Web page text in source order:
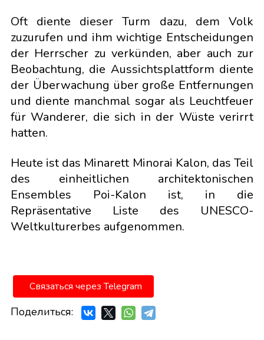
Oft diente dieser Turm dazu, dem Volk
zuzurufen und ihm wichtige Entscheidungen
der Herrscher zu verkünden, aber auch zur
Beobachtung, die Aussichtsplattform diente
der Überwachung über große Entfernungen
und diente manchmal sogar als Leuchtfeuer
für Wanderer, die sich in der Wüste verirrt
hatten.
Heute ist das Minarett Minorai Kalon, das Teil
des einheitlichen architektonischen
Ensembles Poi-Kalon ist, in die
Repräsentative Liste des UNESCO-
Weltkulturerbes aufgenommen.
Связаться через Telegram
Поделиться: